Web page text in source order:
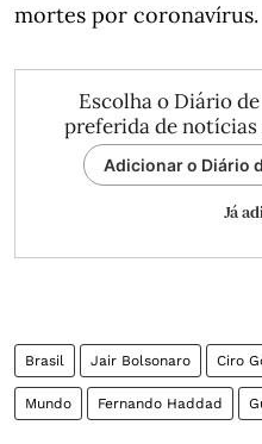
mortes por coronavírus.
Escolha o Diário
preferida de notícias
Adicionar o Diário
Já
Brasil Jair Bolsonaro Ciro
Mundo Fernando Haddad